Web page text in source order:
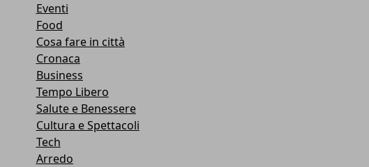
Eventi
Food
Cosa fare in città
Cronaca
Business
Tempo Libero
Salute e Benessere
Cultura e Spettacoli
Tech
Arredo